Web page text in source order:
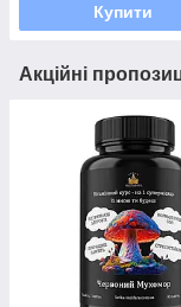
Купити
Акційні